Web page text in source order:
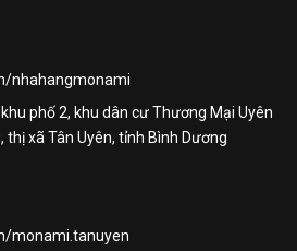
nhahangmonami
phố 2, khu dân cư Thương Mại Uyên
thị xã Tân Uyên, tỉnh Bình Dương
monami.tanuyen